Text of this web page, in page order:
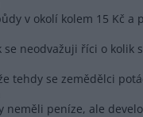
v okolí kolem 15 Kč a
se neodvažuji říci o kolik
tehdy se zemědělci
neměli peníze, ale